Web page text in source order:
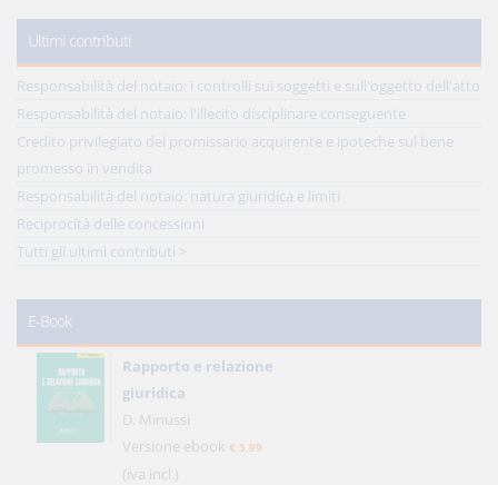
Ultimi contributi
Responsabilità del notaio: i controlli sui soggetti e sull'oggetto dell'atto
Responsabilità del notaio: l'illecito disciplinare conseguente
Credito privilegiato del promissario acquirente e ipoteche sul bene
promesso in vendita
Responsabilità del notaio: natura giuridica e limiti
Reciprocità delle concessioni
Tutti gli ultimi contributi >
E-Book
Rapporto e relazione
giuridica
D. Minussi
Versione ebook € 5,99
(iva incl.)